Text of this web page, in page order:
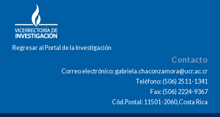
Regresar al Portal de la Investigación
Contacto
Correo electrónico: gabriela.chaconzamora@ucr.ac.cr
Teléfono: (506) 2511-1341
Fax: (506) 2224-9367
Cód.Postal: 11501-2060,Costa Rica